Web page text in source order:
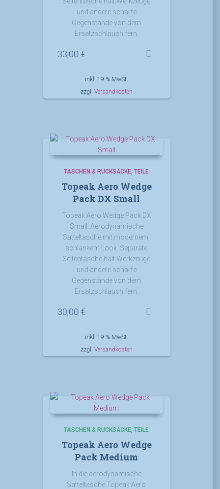
und andere scharfe
Gegenstände von dem
Ersatzschlauch fern.
33,00 €
inkl. 19 % MwSt.
zzgl. Versandkosten
TASCHEN & RUCKSÄCKE TEILE
Topeak Aero Wedge
Pack DX Small
Topeak Aero Wedge Pack DX
Small: Aerodynamische
Satteltasche mit modernem,
schlankem Look. Separate
Seitentasche hält Werkzeuge
und andere scharfe
Gegenstände von dem
Ersatzschlauch fern.
30,00 €
inkl. 19 % MwSt.
zzgl. Versandkosten
TASCHEN & RUCKSÄCKE TEILE
Topeak Aero Wedge
Pack Medium
In die aerodynamische
Satteltasche Topeak Aero